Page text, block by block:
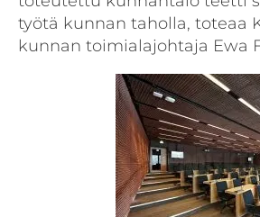
työtä kunnan taholla, toteaa
kunnan toimialajohtaja Ewa